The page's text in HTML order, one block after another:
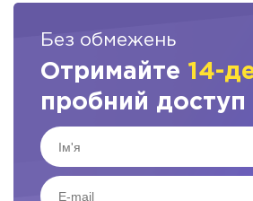
Без обмежень
Отримайте 14-
пробний доступ